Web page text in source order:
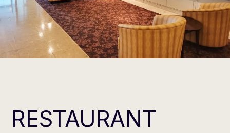
RESTAURANT